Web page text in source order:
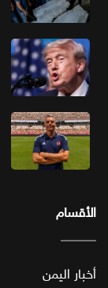
الأقسام
أخبار اليمن